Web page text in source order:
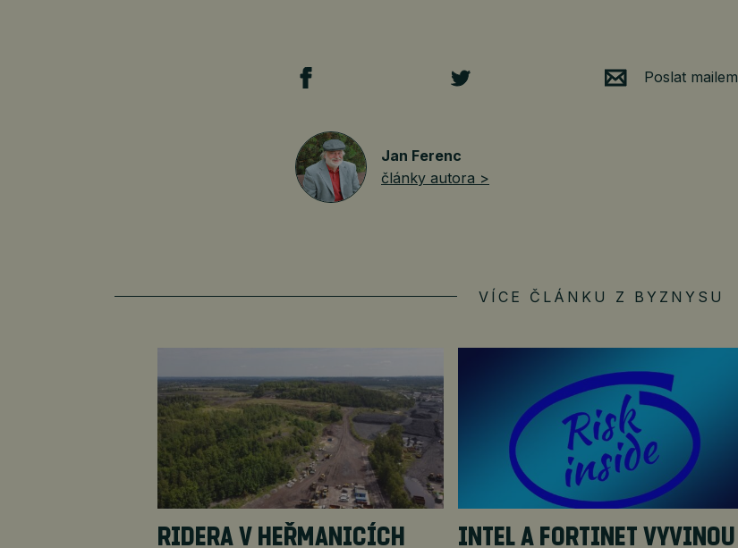
Poslat mailem
Jan Ferenc
články autora >
VÍCE ČLÁNKU Z BYZNYSU
RIDERA V HEŘMANICÍCH INTEL A FORTINET VYVINOU